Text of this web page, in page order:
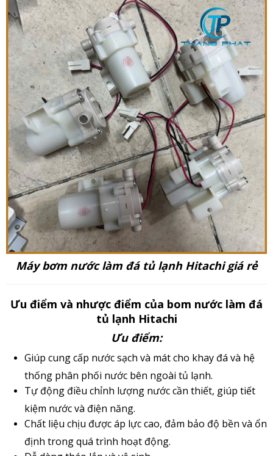
Máy bơm nước làm đá tủ lạnh Hitachi giá rẻ
Ưu điểm và nhược điểm của bom nước làm đá
tủ lạnh Hitachi
Ưu điểm:
Giúp cung cấp nước sạch và mát cho khay đá và hệ
thống phân phối nước bên ngoài tủ lạnh.
Tự động điều chỉnh lượng nước cần thiết, giúp tiết
kiệm nước và điện năng.
Chất liệu chịu được áp lực cao, đảm bảo độ bền và ổn
định trong quá trình hoạt động.